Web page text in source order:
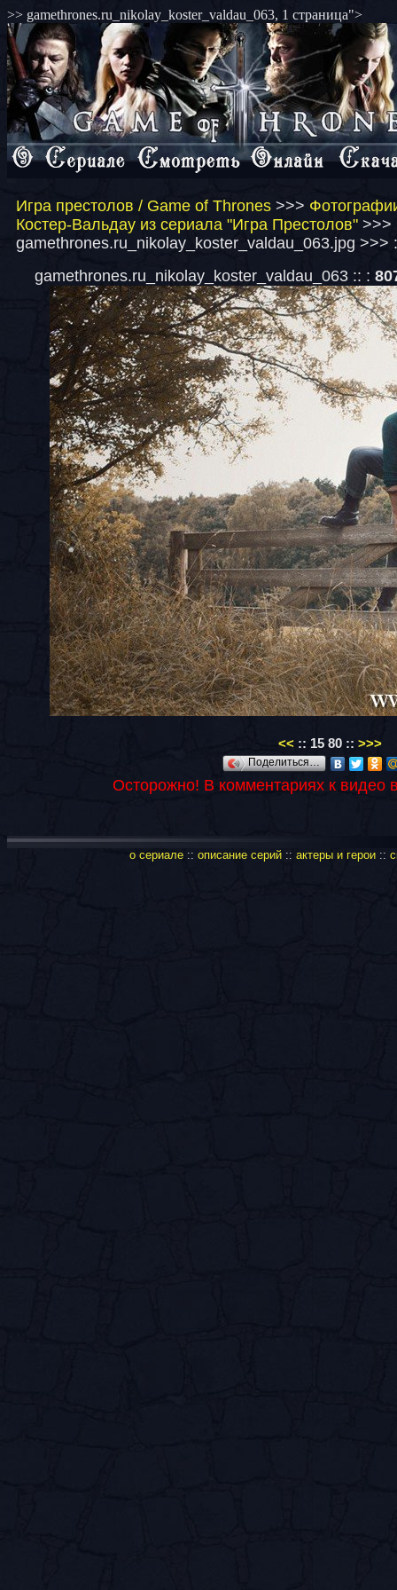
>> gamethrones.ru_nikolay_koster_valdau_063, 1 страница">
Игра престолов / Game of Thrones >>>
Костер-Вальдау из сериала "Игра Престолов" >>>
gamethrones.ru_nikolay_koster_valdau_063.jpg >>>
gamethrones.ru_nikolay_koster_valdau_063 :: :
<< :: 15 80 :: >>>
Поделиться…
Осторожно! В комментариях к видео
о сериале:: описание серий:: актеры и герои::